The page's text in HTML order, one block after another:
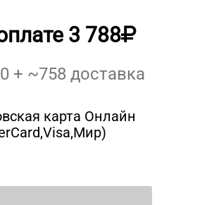
3 788
+ ~758 доставка
карта Онлайн